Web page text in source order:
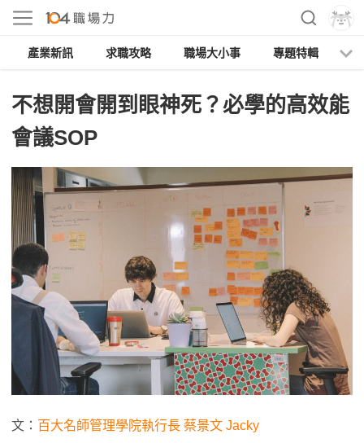
產業新訊 求職攻略 職場大小事 專題特輯
不想開會開到眼神死？必學的高效能
會議SOP
文： 百大名師管理學院執行長 蔡景文 Jacky